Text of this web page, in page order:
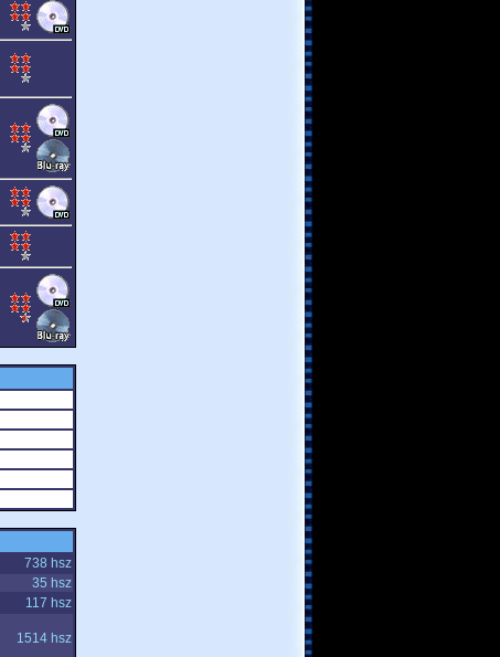
738 hsz
35 hsz
117 hsz
1514 hsz